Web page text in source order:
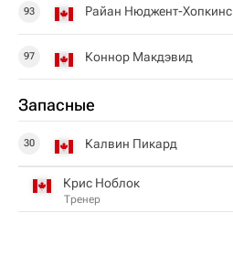
93 Райан Нюджент-Хопкинс
97 Коннор Макдэвид
Запасные
30 Калвин Пикард
Крис Ноблок
Тренер